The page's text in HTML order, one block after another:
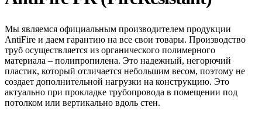
Мы являемся официальным производителем продукции
AntiFire и даем гарантию на все свои товары. Производство
труб осуществляется из органического полимерного
материала – полипропилена. Это надежный, негорючий
пластик, который отличается небольшим весом, поэтому не
создает дополнительной нагрузки на конструкцию. Это
актуально при прокладке трубопровода в помещении под
потолком или вертикально вдоль стен.